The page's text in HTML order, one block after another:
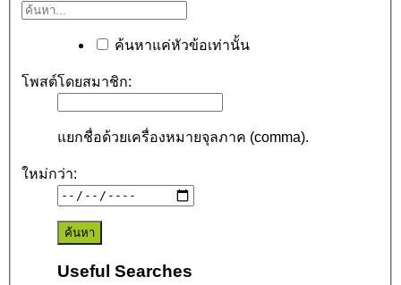
ค้นหาแค่หัวข้อเท่านั้น
โพสต์โดยสมาชิก:
แยกชื่อด้วยเครื่องหมายจุลภาค (comma).
ใหม่กว่า:
Useful Searches